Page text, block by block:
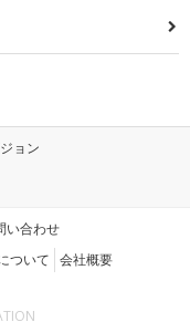
ョン
い合わせ
ついて 会社概要